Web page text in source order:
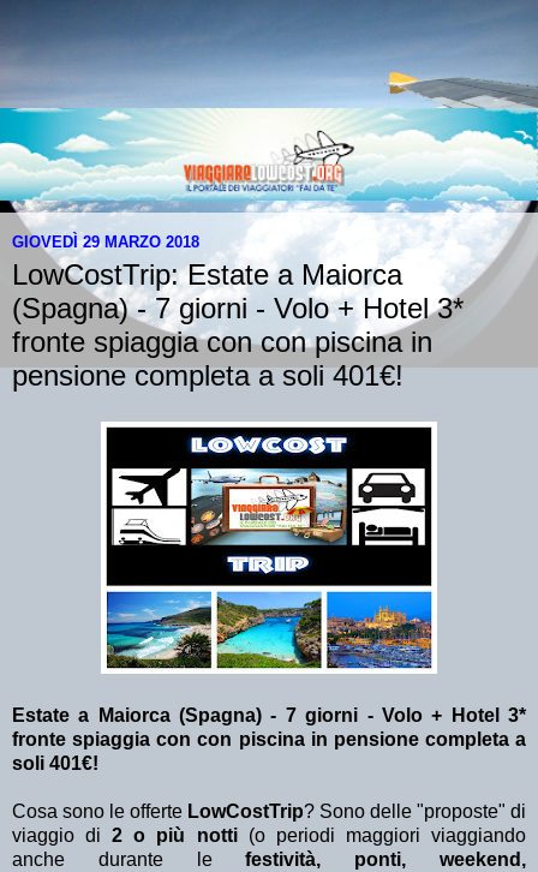
GIOVEDÌ 29 MARZO 2018
LowCostTrip: Estate a Maiorca
(Spagna) - 7 giorni - Volo + Hotel 3*
fronte spiaggia con con piscina in
pensione completa a soli 401€!
Estate a Maiorca (Spagna) - 7 giorni - Volo + Hotel 3*
fronte spiaggia con con piscina in pensione completa a
soli 401€!
Cosa sono le offerte LowCostTrip? Sono delle "proposte" di
viaggio di2 o più notti (o periodi maggiori viaggiando
anche durante lefestività, ponti, weekend,